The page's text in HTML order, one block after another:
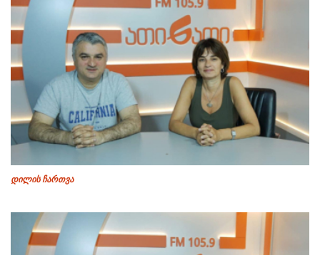
დილის ჩართვა